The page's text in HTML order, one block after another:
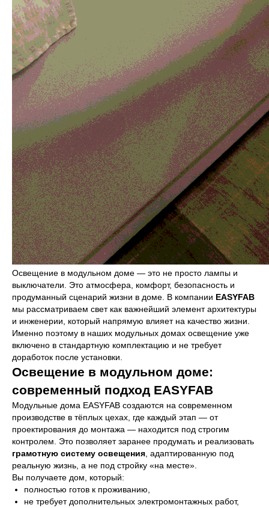
Освещение в модульном доме — это не просто лампы и
выключатели. Это атмосфера, комфорт, безопасность и
продуманный сценарий жизни в доме. В компании EASYFAB
мы рассматриваем свет как важнейший элемент архитектуры
и инженерии, который напрямую влияет на качество жизни.
Именно поэтому в наших модульных домах освещение уже
включено в стандартную комплектацию и не требует
доработок после установки.
Освещение в модульном доме:
современный подход EASYFAB
Модульные дома EASYFAB создаются на современном
производстве в тёплых цехах, где каждый этап — от
проектирования до монтажа — находится под строгим
контролем. Это позволяет заранее продумать и реализовать
грамотную систему освещения , адаптированную под
реальную жизнь, а не под стройку «на месте».
Вы получаете дом, который:
полностью готов к проживанию,
не требует дополнительных электромонтажных работ,